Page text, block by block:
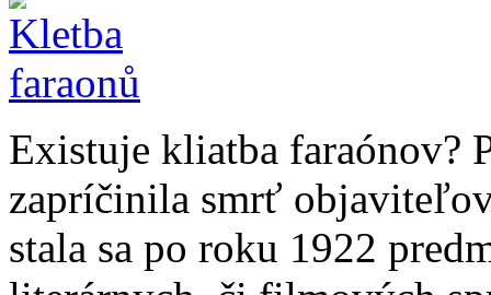
Existuje kliatba faraónov?
zapríčinila smrť
stala sa po roku 1922